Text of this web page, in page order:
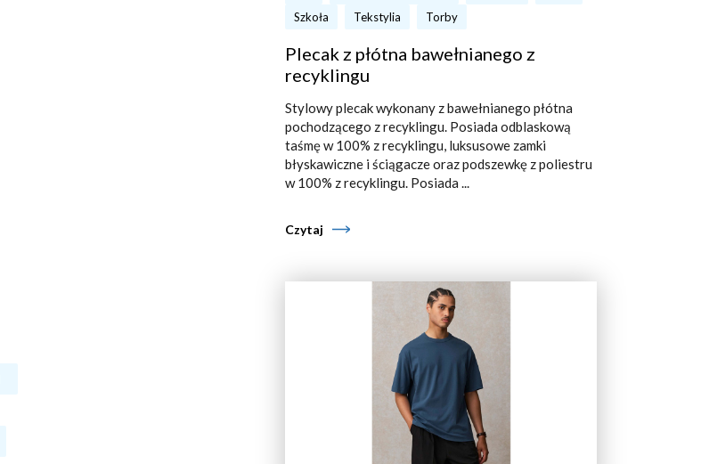
Szkoła
Tekstylia Torby
Plecak z płótna bawełnianego z
recyklingu
Stylowy plecak wykonany z bawełnianego płótna
pochodzącego z recyklingu. Posiada odblaskową
taśmę w 100% z recyklingu, luksusowe zamki
błyskawiczne i ściągacze oraz podszewkę z poliestru
w 100% z recyklingu. Posiada ...
Czytaj